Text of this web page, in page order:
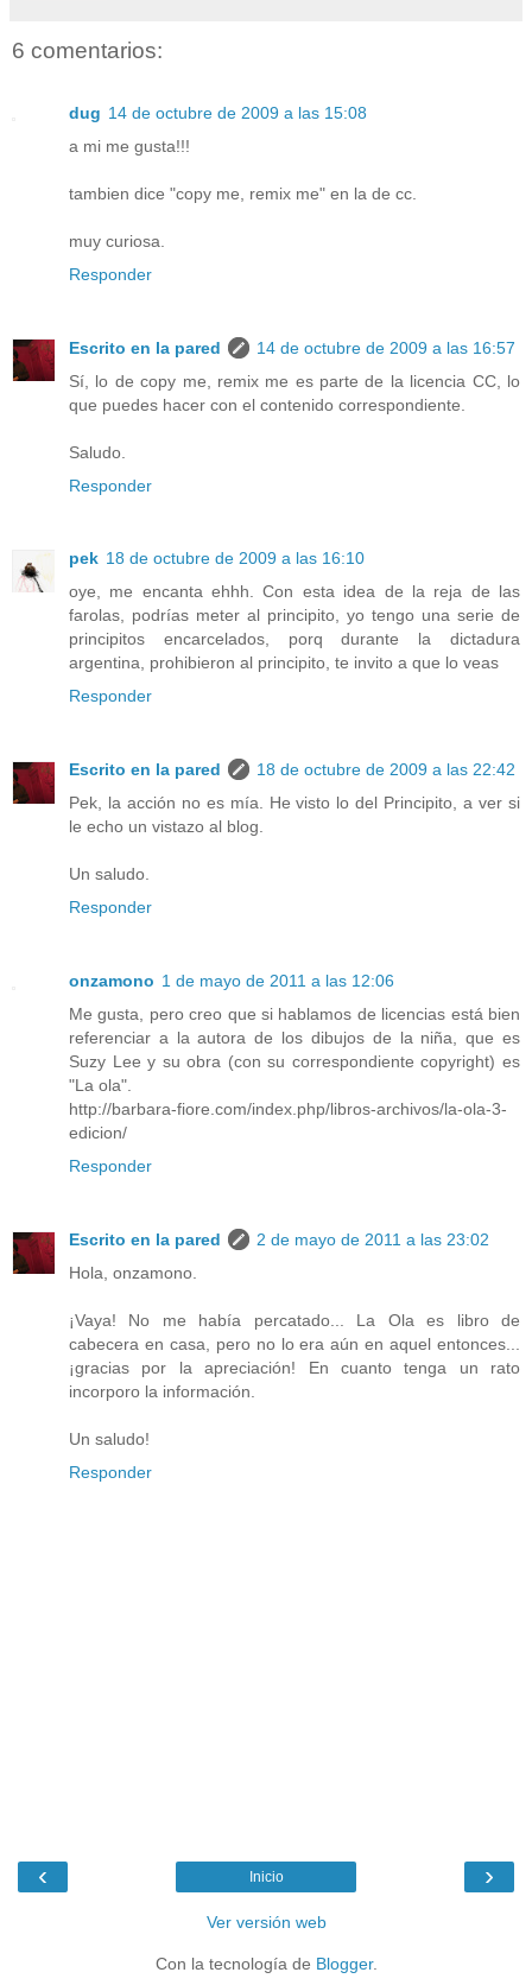
6 comentarios:
dug 14 de octubre de 2009 a las 15:08
a mi me gusta!!!
tambien dice "copy me, remix me" en la de cc.
muy curiosa.
Responder
Escrito en la pared
14 de octubre de 2009 a las 16:57
Sí, lo de copy me, remix me es parte de la licencia CC, lo
que puedes hacer con el contenido correspondiente.
Saludo.
Responder
pek 18 de octubre de 2009 a las 16:10
oye, me encanta ehhh. Con esta idea de la reja de las
farolas, podrías meter al principito, yo tengo una serie de
principitos encarcelados, porq durante la dictadura
argentina, prohibieron al principito, te invito a que lo veas
Responder
Escrito en la pared
18 de octubre de 2009 a las 22:42
Pek, la acción no es mía. He visto lo del Principito, a ver si
le echo un vistazo al blog.
Un saludo.
Responder
onzamono 1 de mayo de 2011 a las 12:06
Me gusta, pero creo que si hablamos de licencias está bien
referenciar a la autora de los dibujos de la niña, que es
Suzy Lee y su obra (con su correspondiente copyright) es
"La ola".
http://barbara-fiore.com/index.php/libros-archivos/la-ola-3-
edicion/
Responder
Escrito en la pared
2 de mayo de 2011 a las 23:02
Hola, onzamono.
¡Vaya! No me había percatado... La Ola es libro de
cabecera en casa, pero no lo era aún en aquel entonces...
¡gracias por la apreciación! En cuanto tenga un rato
incorporo la información.
Un saludo!
Responder
‹ ›
Inicio
Ver versión web
Con la tecnología de Blogger.